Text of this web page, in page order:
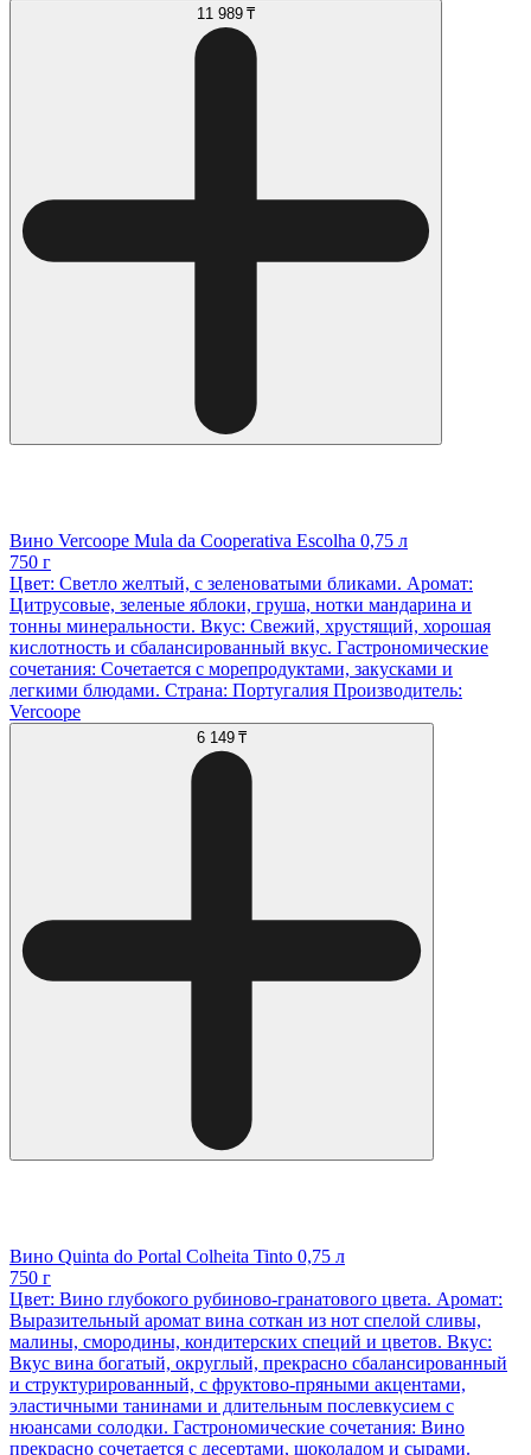
11 989 ₸
Вино Vercoope Mula da Cooperativa Escolha 0,75 л
750 г
Цвет: Светло желтый, с зеленоватыми бликами. Аромат:
Цитрусовые, зеленые яблоки, груша, нотки мандарина и
тонны минеральности. Вкус: Свежий, хрустящий, хорошая
кислотность и сбалансированный вкус. Гастрономические
сочетания: Сочетается с морепродуктами, закусками и
легкими блюдами. Страна: Португалия Производитель:
Vercoope
6 149 ₸
Вино Quinta do Portal Colheita Tinto 0,75 л
750 г
Цвет: Вино глубокого рубиново-гранатового цвета. Аромат:
Выразительный аромат вина соткан из нот спелой сливы,
малины, смородины, кондитерских специй и цветов. Вкус:
Вкус вина богатый, округлый, прекрасно сбалансированный
и структурированный, с фруктово-пряными акцентами,
эластичными танинами и длительным послевкусием с
нюансами солодки. Гастрономические сочетания: Вино
прекрасно сочетается с десертами, шоколадом и сырами.